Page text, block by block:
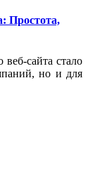
Простота,
сайта стало
но и для